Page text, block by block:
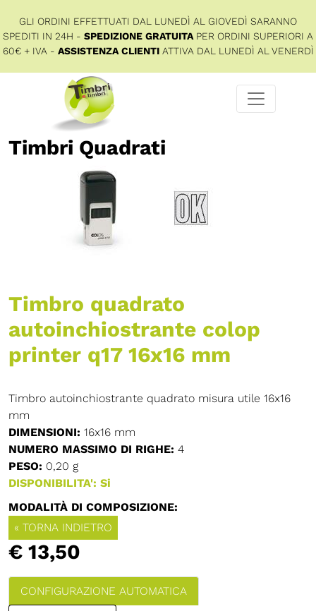
GLI ORDINI EFFETTUATI DAL LUNEDÌ AL GIOVEDÌ SARANNO
SPEDITI IN 24H - SPEDIZIONE GRATUITA PER ORDINI SUPERIORI A
60€ + IVA - ASSISTENZA CLIENTIATTIVA DAL LUNEDÌ AL VENERDÌ
Timbri Quadrati
Timbro quadrato
autoinchiostrante colop
printer q17 16x16 mm
Timbro autoinchiostrante quadrato misura utile 16x16
mm
DIMENSIONI: 16x16 mm
NUMERO MASSIMO DI RIGHE: 4
PESO: 0,20 g
DISPONIBILITA': Si
MODALITÀ DI COMPOSIZIONE:
« TORNA INDIETRO
€ 13,50
CONFIGURAZIONE AUTOMATICA